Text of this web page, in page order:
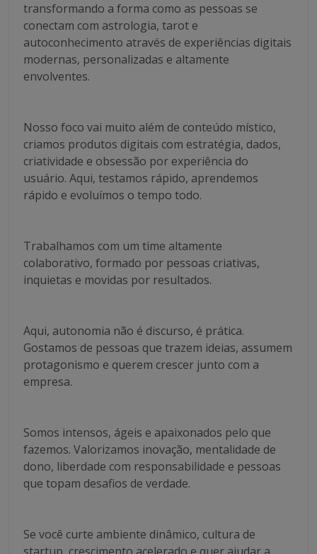
transformando a forma como as pessoas se
conectam com astrologia, tarot e
autoconhecimento através de experiências digitais
modernas, personalizadas e altamente
envolventes.
Nosso foco vai muito além de conteúdo místico,
criamos produtos digitais com estratégia, dados,
criatividade e obsessão por experiência do
usuário. Aqui, testamos rápido, aprendemos
rápido e evoluímos o tempo todo.
Trabalhamos com um time altamente
colaborativo, formado por pessoas criativas,
inquietas e movidas por resultados.
Aqui, autonomia não é discurso, é prática.
Gostamos de pessoas que trazem ideias, assumem
protagonismo e querem crescer junto com a
empresa.
Somos intensos, ágeis e apaixonados pelo que
fazemos. Valorizamos inovação, mentalidade de
dono, liberdade com responsabilidade e pessoas
que topam desafios de verdade.
Se você curte ambiente dinâmico, cultura de